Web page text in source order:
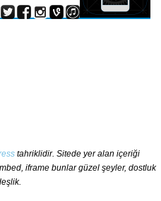
tahriklidir. Sitede yer alan içeriği
iframe bunlar güzel şeyler, dostluk